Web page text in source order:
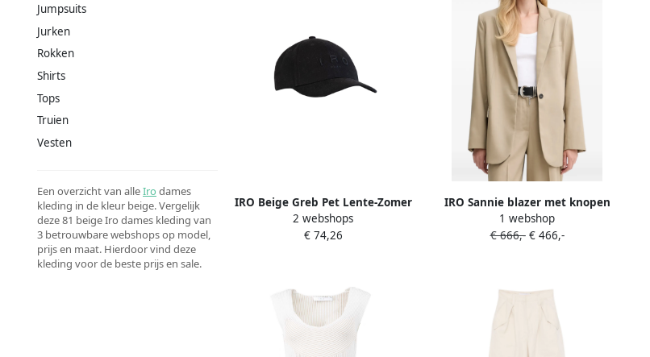
Jumpsuits
Jurken
Rokken
Shirts
Tops
Truien
Vesten
Een overzicht van alleIro dames
kleding in de kleur beige. Vergelijk
deze 81 beige Iro dames kleding van
3 betrouwbare webshops op model,
prijs en maat. Hierdoor vind deze
kleding voor de beste prijs en sale.
IRO Beige Greb Pet Lente-Zomer
2025 Beige Dames
2 webshops
€ 74,26
IRO Sannie blazer met knopen
Beige
1 webshop
€ 666,-€ 466,-